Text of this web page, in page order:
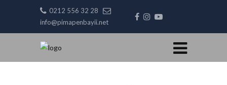
0212 556 32 28
info@pimapenbayii.net